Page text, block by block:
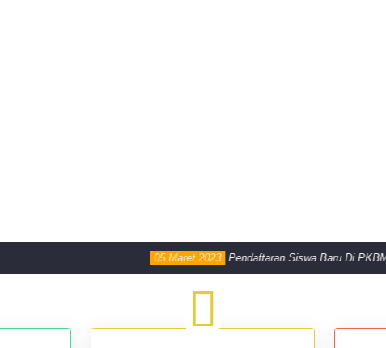
05 Maret 2023 Pendaftaran Siswa Baru Di PKBM